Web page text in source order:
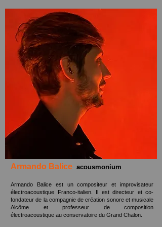
Armando Balice acousmonium
Armando Balice est un compositeur et improvisateur
électroacoustique
Franco-italien. Il est directeur et co-
fondateur de la compagnie de création sonore et musicale
Alcôme et professeur de composition
électroacoustique au conservatoire du Grand Chalon.